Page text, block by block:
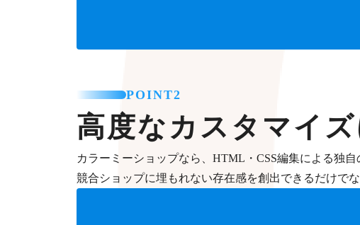
POINT2
高度なカスタマイ
カラーミーショップなら、HTML・CSS編集による独自
競合ショップに埋もれない存在感を創出できるだけで